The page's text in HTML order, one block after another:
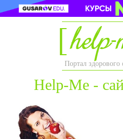
Портал здорового
Help-Me -